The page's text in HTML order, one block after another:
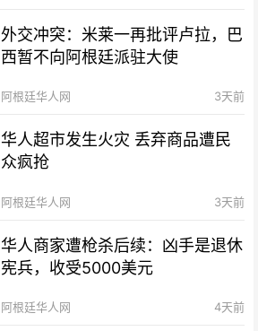
外交冲突：米莱一再批评卢拉，巴
西暂不向阿根廷派驻大使
阿根廷华人网 3天前
华人超市发生火灾 丢弃商品遭民
众疯抢
阿根廷华人网 3天前
华人商家遭枪杀后续：凶手是退休
宪兵，收受5000美元
阿根廷华人网 4天前